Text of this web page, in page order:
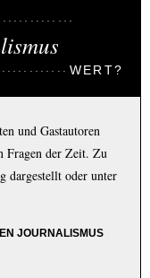
WERT?
und Gastautoren
Fragen der Zeit. Zu
dargestellt oder unter
JOURNALISMUS